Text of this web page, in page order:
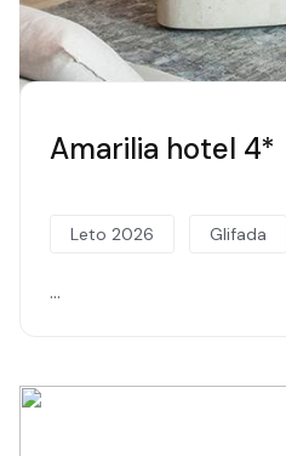
Amarilia hotel 4*
Leto 2026 Glifada
…